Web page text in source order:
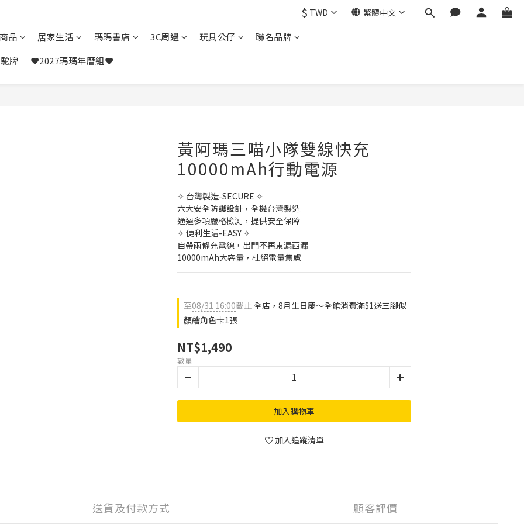
$ TWD 繁體中文
品 居家生活 瑪瑪書店 3C周邊 玩具公仔
聯名品牌
牌
❤️2027瑪瑪年曆組❤️
黃阿瑪三喵小隊雙線快充
10000mAh行動電源
✧ 台灣製造-SECURE ✧
六大安全防護設計，全機台灣製造
通過多項嚴格檢測，提供安全保障
✧ 便利生活-EASY ✧
自帶兩條充電線，出門不再東漏西漏
10000mAh大容量，杜絕電量焦慮
至08/31 16:00截止全店，8月生日慶～全館消費滿$1送三腳似
顏繪角色卡1張
NT$1,490
數量
加入購物車
加入追蹤清單
送貨及付款方式 顧客評價